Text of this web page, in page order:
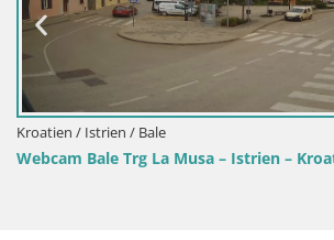
Kroatien / Istrien / Bale
Webcam Bale Trg La Musa – Istrien –